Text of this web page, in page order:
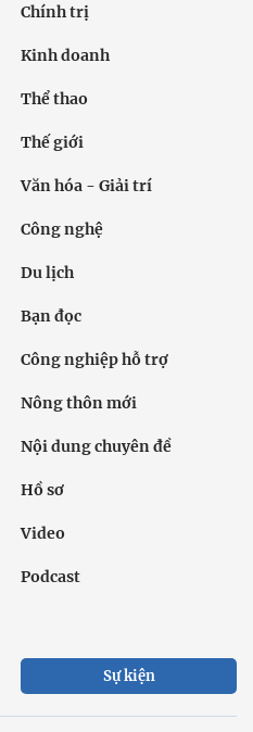
Chính trị
Kinh doanh
Thể thao
Thế giới
Văn hóa - Giải trí
Công nghệ
Du lịch
Bạn đọc
Công nghiệp hỗ trợ
Nông thôn mới
Nội dung chuyên đề
Hồ sơ
Video
Podcast
Sự kiện